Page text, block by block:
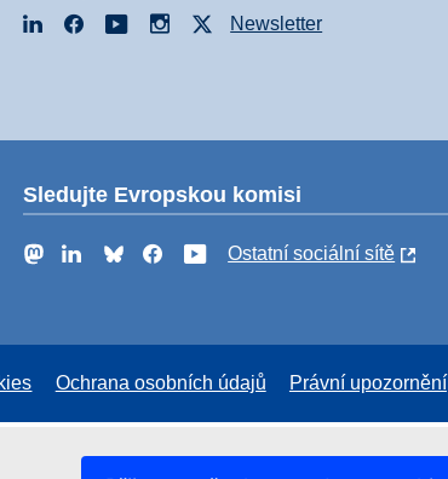
LinkedInFacebookYouTubeInstagramNewsletter
Sledujte Evropskou komisi
MastodonLinkedInBlueskyFacebookYouTube
Ostatní sociální sítě
Ochrana osobních údajů Právní upozornění